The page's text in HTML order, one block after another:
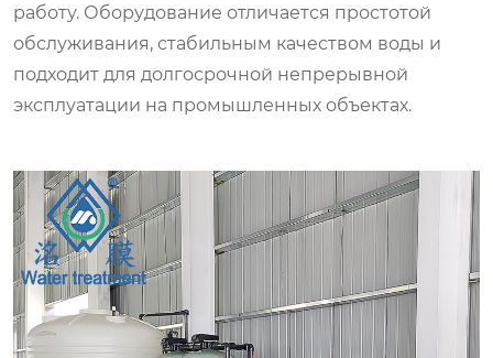
работу. Оборудование отличается простотой
обслуживания, стабильным качеством воды и
подходит для долгосрочной непрерывной
эксплуатации на промышленных объектах.